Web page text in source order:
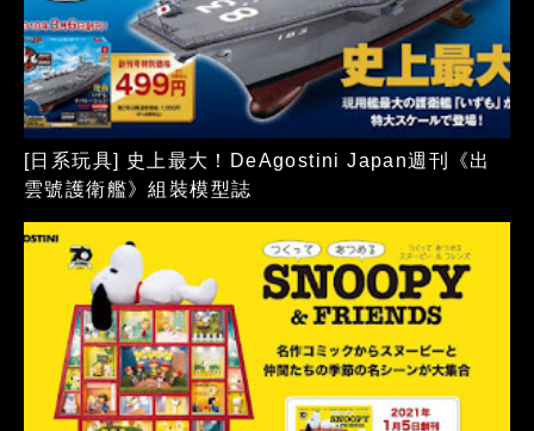
[日系玩具] 史上最大！DeAgostini Japan週刊《出
雲號護衛艦》組裝模型誌